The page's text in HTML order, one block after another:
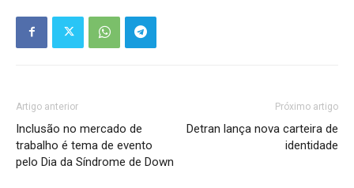
Artigo anterior
Inclusão no mercado de
trabalho é tema de evento
pelo Dia da Síndrome de Down
Próximo artigo
Detran lança nova carteira de
identidade